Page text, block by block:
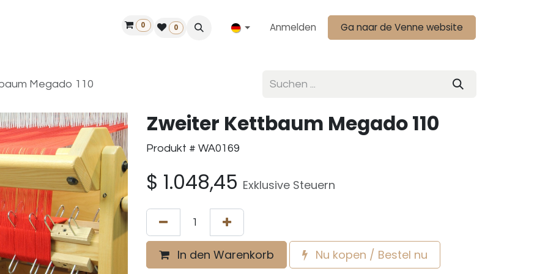
Finde einen Händler
0 0 Anmelden Ga naar de Venne website
Megado 110
Zweiter Kettbaum Megado 110
Produkt # WA0169
$ 1.048,45 Exklusive Steuern
In den Warenkorb Nu kopen / Bestel nu